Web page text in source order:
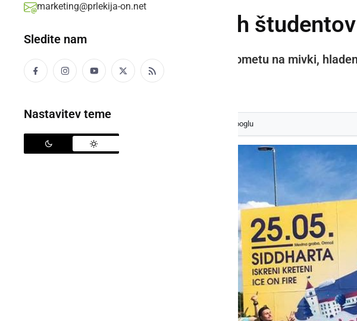
marketing@prlekija-on.net
Sledite nam
Nastavitev teme
V Klubu ormoških
Druženje s prijatelji, turnir v rokometu na mivki,
Prlekija-on.net,torek, 7. maj 2019 ob 19:52
kot svoj prednostni vir na Googlu